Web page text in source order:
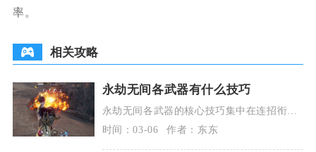
率。
相关攻略
永劫无间各武器有什么技巧
永劫无间各武器的核心技巧集中在连招衔
接、振刀时机、蓄力博弈与招式取消四个维
度，不同武器的适
时间：03-06 作者：东东